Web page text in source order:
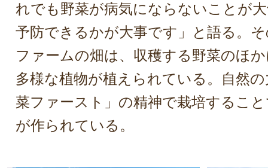
れでも野菜が病気にならないことが
予防できるかが大事です」と語る。
ファームの畑は、収穫する野菜のほ
多様な植物が植えられている。自然
菜ファースト」の精神で栽培するこ
が作られている。